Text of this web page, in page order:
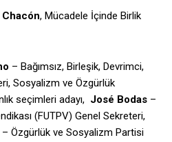
, Mücadele İçinde Birlik
– Bağımsız, Birleşik, Devrimci,
Sosyalizm ve Özgürlük
seçimleri adayı, José Bodas –
(FUTPV) Genel Sekreteri,
– Özgürlük ve Sosyalizm Partisi